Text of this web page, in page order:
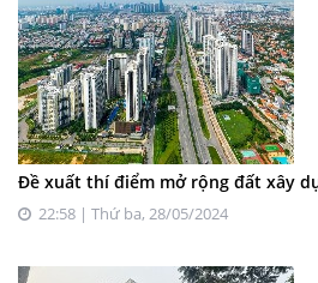
Đề xuất thí điểm mở rộng đất xây
22:58 | Thứ ba, 28/05/2024